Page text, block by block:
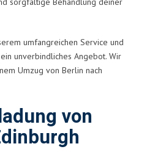
umfangreichen Service und
unverbindliches Angebot. Wir
Umzug von Berlin nach
von